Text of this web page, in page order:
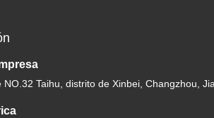
Taihu, distrito de Xinbei, Changzhou,